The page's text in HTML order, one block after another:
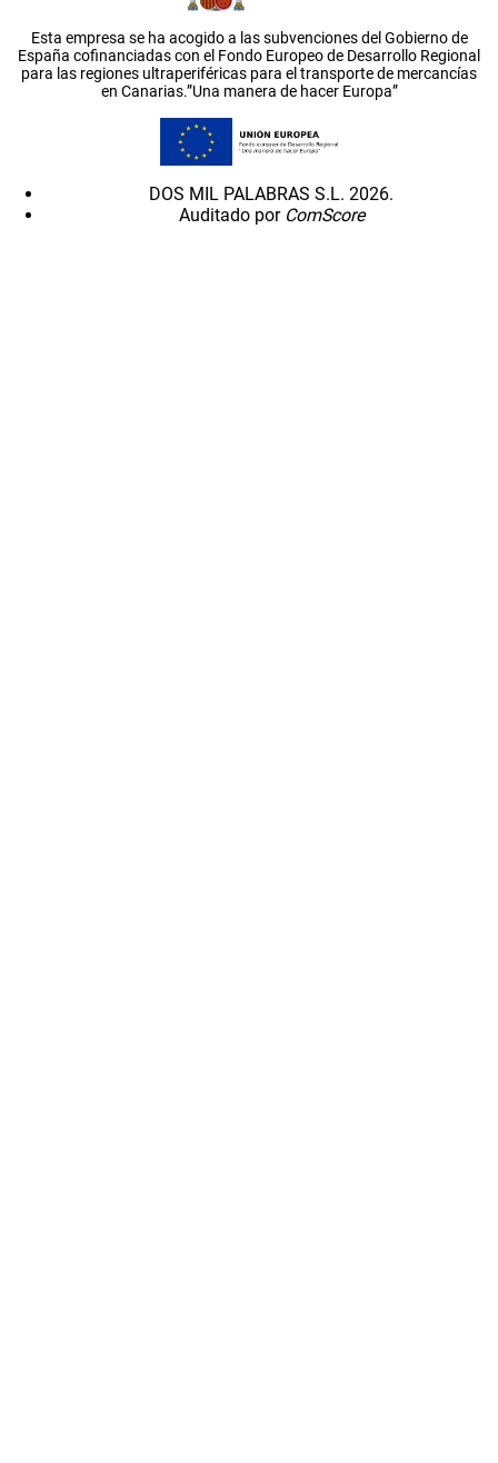
Esta empresa se ha acogido a las subvenciones del Gobierno de
España cofinanciadas con el Fondo Europeo de Desarrollo Regional
para las regiones ultraperiféricas para el transporte de mercancías
en Canarias.”Una manera de hacer Europa”
DOS MIL PALABRAS S.L. 2026.
Auditado por ComScore